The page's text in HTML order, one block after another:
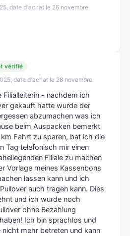
date d'achat le 26 novembre
vérifié
date d'achat le 28 novembre
Filialleiterin - nachdem ich
gekauft hatte wurde der
abzumachen was ich
beim Auspacken bemerkt
Fahrt zu sparen, bat ich die
Tag telefonisch mir einen
Filiale zu machen
Vorlage meines Kassenbons
lassen kann und ich
auch tragen kann. Dies
und ich wurde noch
ohne Bezahlung
Ich bin sprachlos und
nicht mehr betreten und kann